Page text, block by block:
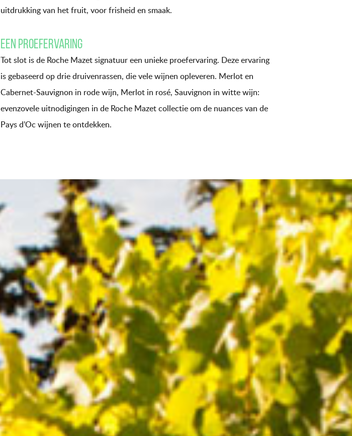
uitdrukking van het fruit, voor frisheid en smaak.
Een proefervaring
Tot slot is de Roche Mazet signatuur een unieke proefervaring. Deze ervaring
is gebaseerd op drie druivenrassen, die vele wijnen opleveren. Merlot en
Cabernet-Sauvignon in rode wijn, Merlot in rosé, Sauvignon in witte wijn:
evenzovele uitnodigingen in de Roche Mazet collectie om de nuances van de
Pays d’Oc wijnen te ontdekken.